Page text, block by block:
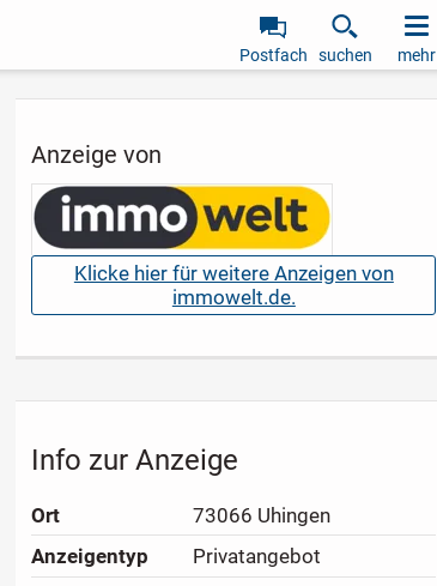
Postfach suchen mehr
Bild
Anzeige von
Klicke hier für weitere Anzeigen von
immowelt.de.
Info zur Anzeige
Ort
73066 Uhingen
Anzeigen­typ
Privatangebot